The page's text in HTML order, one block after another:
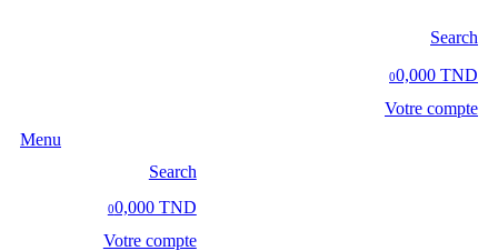
Search
00,000 TND
Votre compte
Menu
Search
00,000 TND
Votre compte